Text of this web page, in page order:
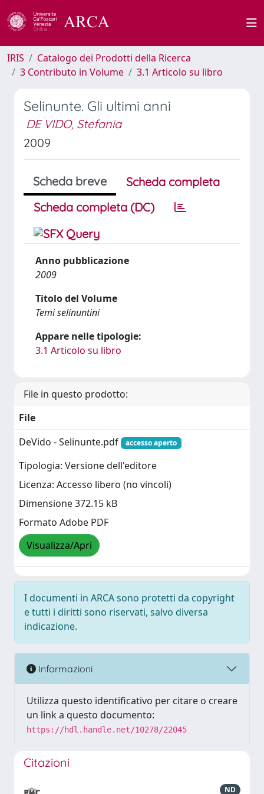
IRIS
Catalogo dei Prodotti della Ricerca
3 Contributo in Volume
3.1 Articolo su libro
Selinunte. Gli ultimi anni
DE VIDO, Stefania
2009
Scheda breve
Scheda completa
Scheda completa (DC)
Anno pubblicazione
2009
Titolo del Volume
Temi selinuntini
Appare nelle tipologie:
3.1 Articolo su libro
File in questo prodotto:
File
DeVido - Selinunte.pdf
accesso aperto
Tipologia: Versione dell'editore
Licenza: Accesso libero (no vincoli)
Dimensione 372.15 kB
Formato Adobe PDF
Visualizza/Apri
I documenti in ARCA sono protetti da copyright
e tutti i diritti sono riservati, salvo diversa
indicazione.
Informazioni
Utilizza questo identificativo per citare o creare
un link a questo documento:
https://hdl.handle.net/10278/22045
Citazioni
ND